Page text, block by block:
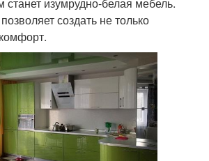
создать не только